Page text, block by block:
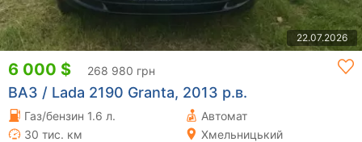
22.07.2026
6 000 $ 268 980 грн
ВАЗ / Lada 2190 Granta, 2013 р.в.
Газ/бензин 1.6 л.
Автомат
30 тис. км
Хмельницький